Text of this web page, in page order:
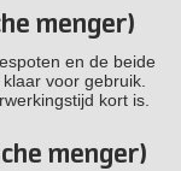
menger)
en de beide
voor gebruik.
kort is.
menger)